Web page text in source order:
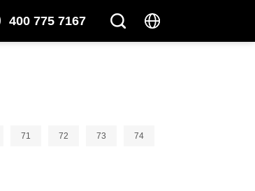
400 775 7167
71 72 73 74